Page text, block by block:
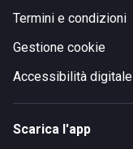
Termini e condizioni
Gestione cookie
Accessibilità digitale
Scarica l'app